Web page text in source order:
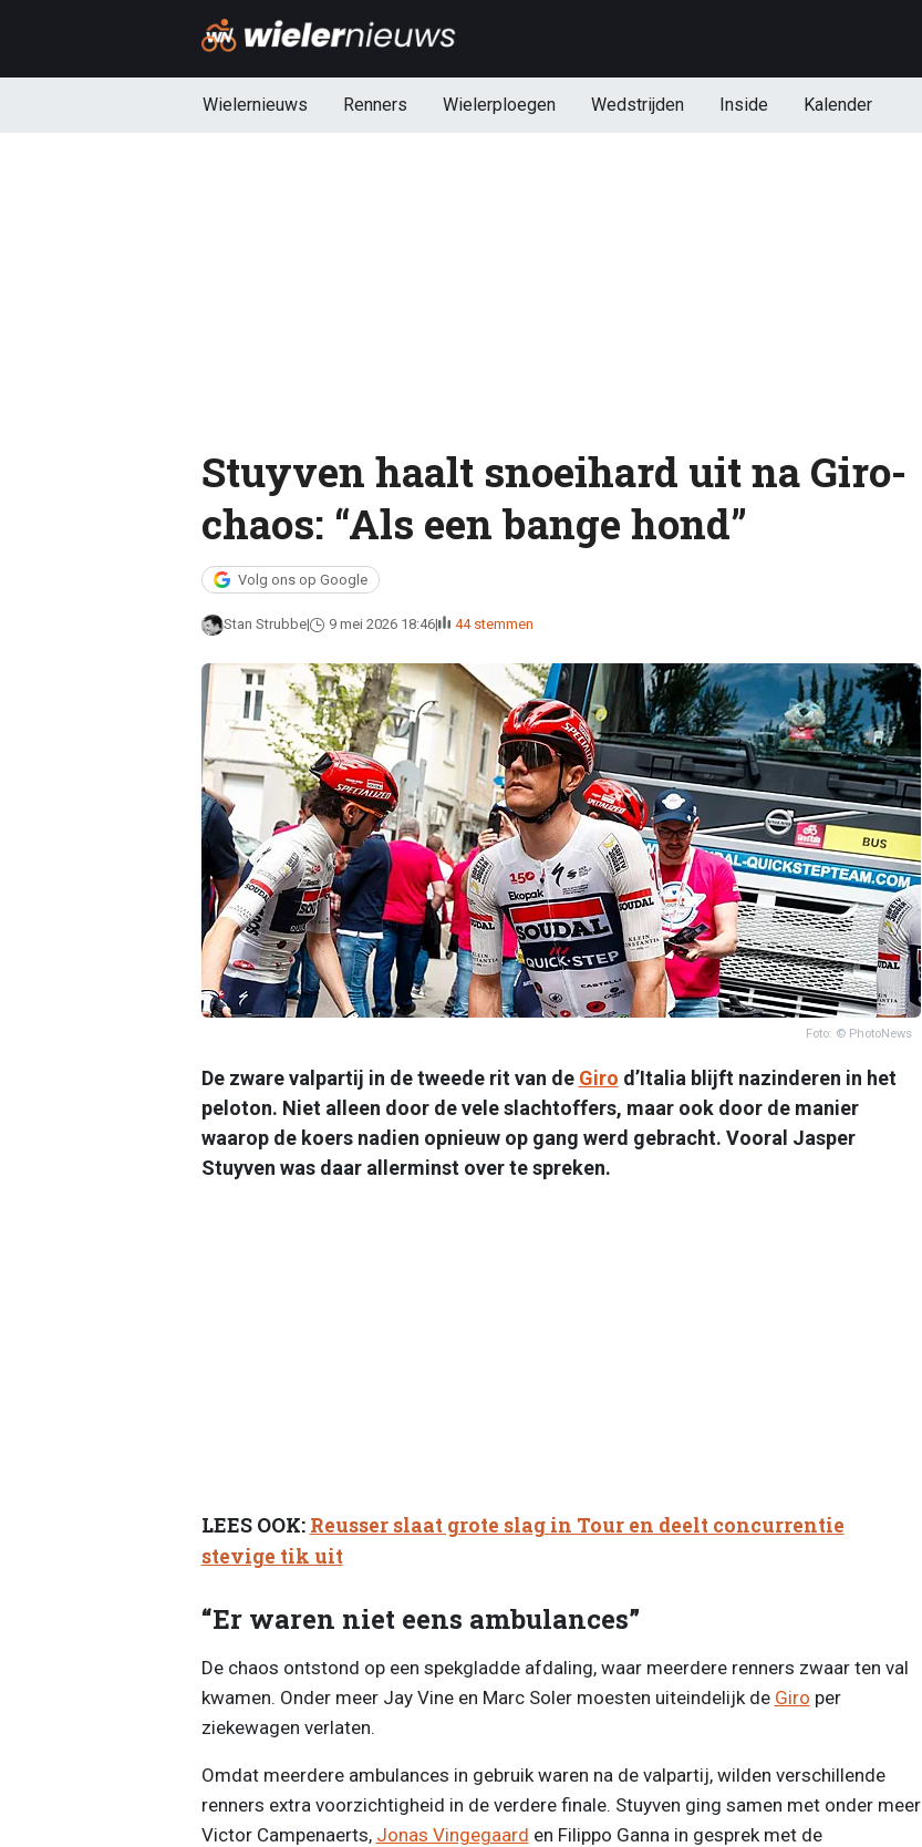
Wielernieuws Renners Wielerploegen Wedstrijden Inside Kalender
Stuyven haalt snoeihard uit na Giro-
chaos: “Als een bange hond”
Volg ons op Google
Stan Strubbe 9 mei 2026 18:46 44 stemmen
Foto: © PhotoNews
De zware valpartij in de tweede rit van de Giro d’Italia blijft nazinderen in het
peloton. Niet alleen door de vele slachtoffers, maar ook door de manier
waarop de koers nadien opnieuw op gang werd gebracht. Vooral Jasper
Stuyven was daar allerminst over te spreken.
LEES OOK: Reusser slaat grote slag in Tour en deelt concurrentie
stevige tik uit
“Er waren niet eens ambulances”
De chaos ontstond op een spekgladde afdaling, waar meerdere renners zwaar ten val
kwamen. Onder meer Jay Vine en Marc Soler moesten uiteindelijk de Giro per
ziekewagen verlaten.
Omdat meerdere ambulances in gebruik waren na de valpartij, wilden verschillende
renners extra voorzichtigheid in de verdere finale. Stuyven ging samen met onder meer
Victor Campenaerts, Jonas Vingegaard en Filippo Ganna in gesprek met de